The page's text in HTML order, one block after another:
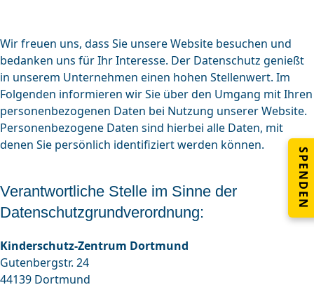
Wir freuen uns, dass Sie unsere Website besuchen und
bedanken uns für Ihr Interesse. Der Datenschutz genießt
in unserem Unternehmen einen hohen Stellenwert. Im
Folgenden informieren wir Sie über den Umgang mit Ihren
personenbezogenen Daten bei Nutzung unserer Website.
Personenbezogene Daten sind hierbei alle Daten, mit
denen Sie persönlich identifiziert werden können.
Verantwortliche Stelle im Sinne der
Datenschutzgrundverordnung:
Kinderschutz-Zentrum Dortmund
Gutenbergstr. 24
44139 Dortmund
SPENDEN